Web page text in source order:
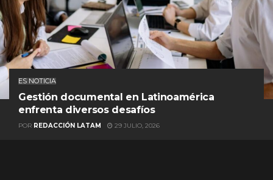
ES NOTICIA
Gestión documental en Latinoamérica
enfrenta diversos desafíos
POR REDACCIÓN LATAM 29 JULIO, 2026